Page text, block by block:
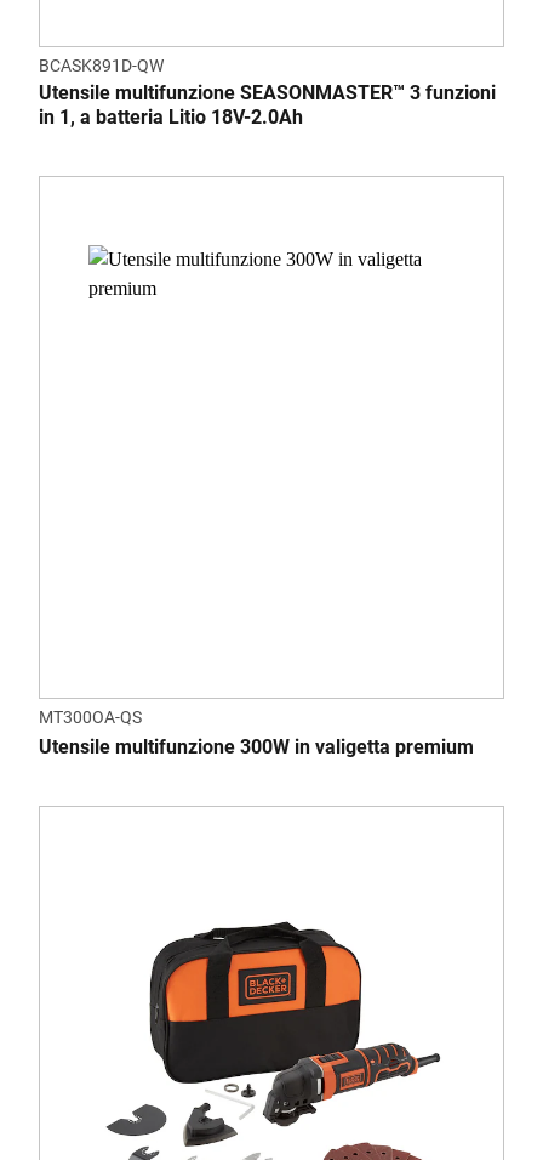
BCASK891D-QW
Utensile multifunzione SEASONMASTER™ 3 funzioni
in 1, a batteria Litio 18V-2.0Ah
MT300OA-QS
Utensile multifunzione 300W in valigetta premium